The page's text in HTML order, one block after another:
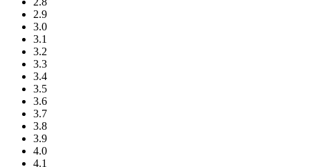
2.9
3.0
3.1
3.2
3.3
3.4
3.5
3.6
3.7
3.8
3.9
4.0
4.1